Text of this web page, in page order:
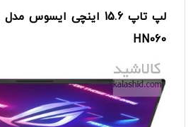
لپ تاپ 15.6 اینچی ایسوس مدل
HN060